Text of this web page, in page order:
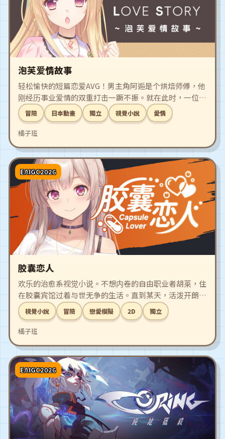
泡芙爱情故事
轻松愉快的短篇恋爱AVG！男主角阿逅是个烘焙师傅，他
刚经历事业爱情的双重打击一蹶不振。就在此时，一位爱
吃泡芙的女孩出现在他的面前，这段吃泡芙、做泡芙的恋
爱故事就此开始！
冒險 日本動畫 獨立 視覺小說 愛情
橘子班
EAIGC2026
胶囊恋人
欢乐的治愈系视觉小说。不想内卷的自由职业者胡莱，住
在胶囊宾馆过着与世无争的生活。直到某天，活泼开朗的
少女阮小柒强行闯入了他的世界！于是，抽象纯情小辣妹
和深藏不露躺平男的恋爱故事，就这样开始啦！
視覺小說 冒險 戀愛模擬 2D 獨立
橘子班
EAIGC2026